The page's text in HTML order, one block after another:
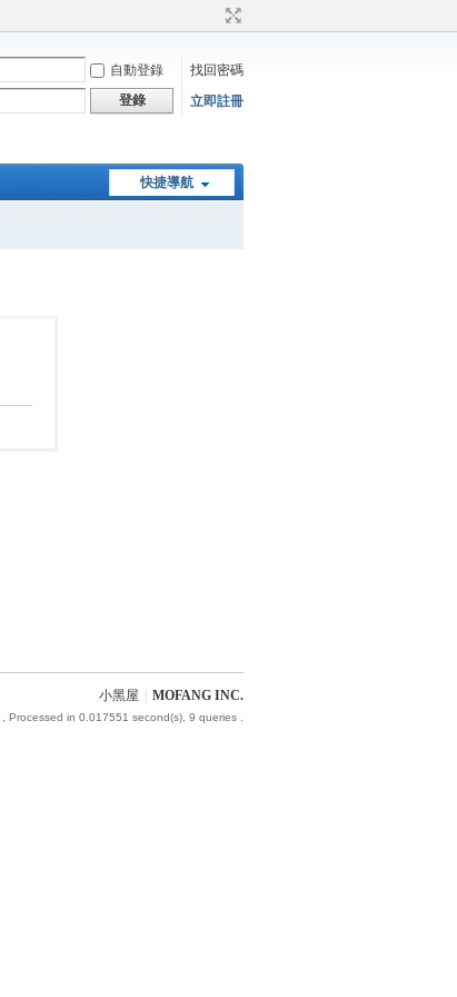
自動登錄
找回密碼
登錄 立即註冊
快捷導航
小黑屋 MOFANG INC.
, Processed in 0.017551 second(s), 9 queries .